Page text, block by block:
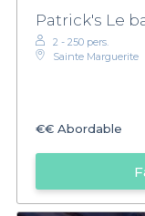
Patrick's Le
2 - 250 pers.
Sainte Marguerite
€€ Abordable